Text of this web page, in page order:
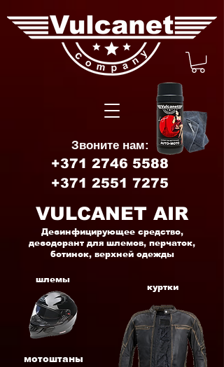
Звоните нам:
+371 2746 5588
+371 2551 7275
VULCANET AIR
Дезинфицирующее средство,
дезодорант для шлемов, перчаток,
ботинок, верхней одежды
мотоштаны
шлемы
куртки